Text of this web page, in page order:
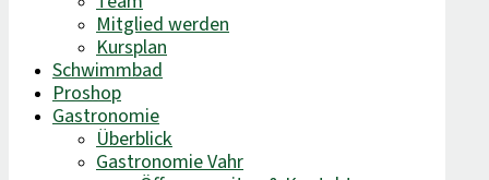
Mitglied werden
Kursplan
Schwimmbad
Proshop
Gastronomie
Überblick
Gastronomie Vahr